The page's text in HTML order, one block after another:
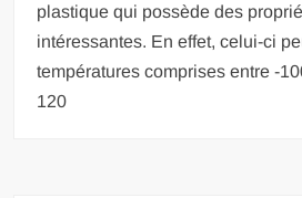
plastique qui possède des
intéressantes. En effet, celui-ci
températures comprises entre -
120